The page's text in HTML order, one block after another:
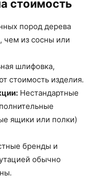
стоимость
пород дерева
чем из сосны или
шлифовка,
стоимость изделия.
Нестандартные
ящики или полки)
бренды и
обычно